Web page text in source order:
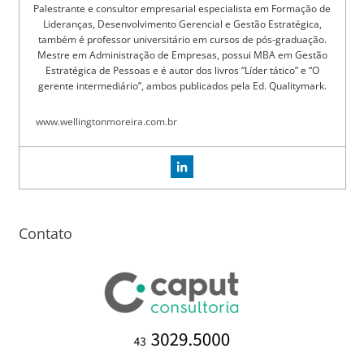
Palestrante e consultor empresarial especialista em Formação de
Lideranças, Desenvolvimento Gerencial e Gestão Estratégica,
também é professor universitário em cursos de pós-graduação.
Mestre em Administração de Empresas, possui MBA em Gestão
Estratégica de Pessoas e é autor dos livros “Líder tático” e “O
gerente intermediário”, ambos publicados pela Ed. Qualitymark.
www.wellingtonmoreira.com.br
Contato